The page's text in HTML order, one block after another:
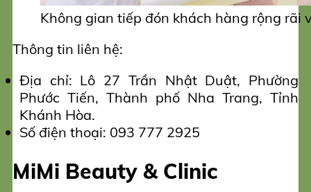
Không gian tiếp đón khách hàng rộng rãi
Thông tin liên hệ:
Địa chỉ: Lô 27 Trần Nhật Duật, Phường
Phước Tiến, Thành phố Nha Trang, Tỉnh
Khánh Hòa.
Số điện thoại: 093 777 2925
MiMi Beauty & Clinic